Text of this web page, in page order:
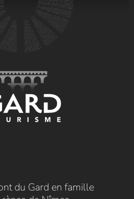
du Gard en famille